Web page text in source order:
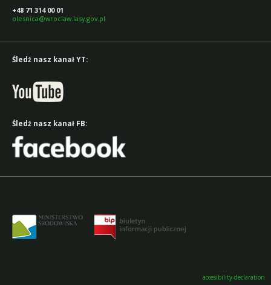
+48 71 314 00 01
olesnica@wroclaw.lasy.gov.pl
Śledź nasz kanał YT:
Śledź nasz kanał FB:
accesibility-declaration